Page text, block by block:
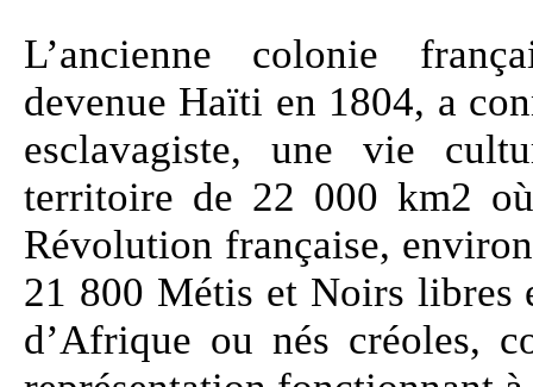
L’ancienne colonie
devenue Haïti en 1804, a
esclavagiste, une vie
territoire de 22 000 km2
Révolution française,
21 800 Métis et Noirs libres
d’Afrique ou nés créoles,